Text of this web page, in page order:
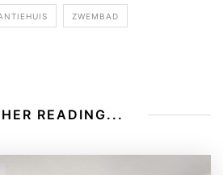
ZWEMBAD
READING...